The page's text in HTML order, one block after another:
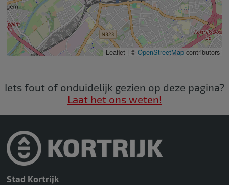
Leaflet | ©OpenStreetMap contributors
Iets fout of onduidelijk gezien op deze pagina?
Laat het ons weten!
Stad Kortrijk